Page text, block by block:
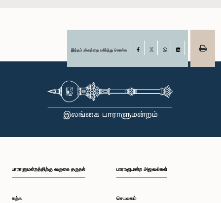
இந்தப் பக்கத்தை பகிர்ந்து கொள்க Facebook
பாராளுமன்றத்திற்கு வருகை தருதல்
கற்க
பாராளுமன்ற அலுவல்கள்
செயலகம்